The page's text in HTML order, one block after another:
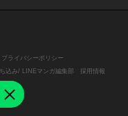
プライバシーポリシー
込み/ LINEマンガ編集部
採用情報